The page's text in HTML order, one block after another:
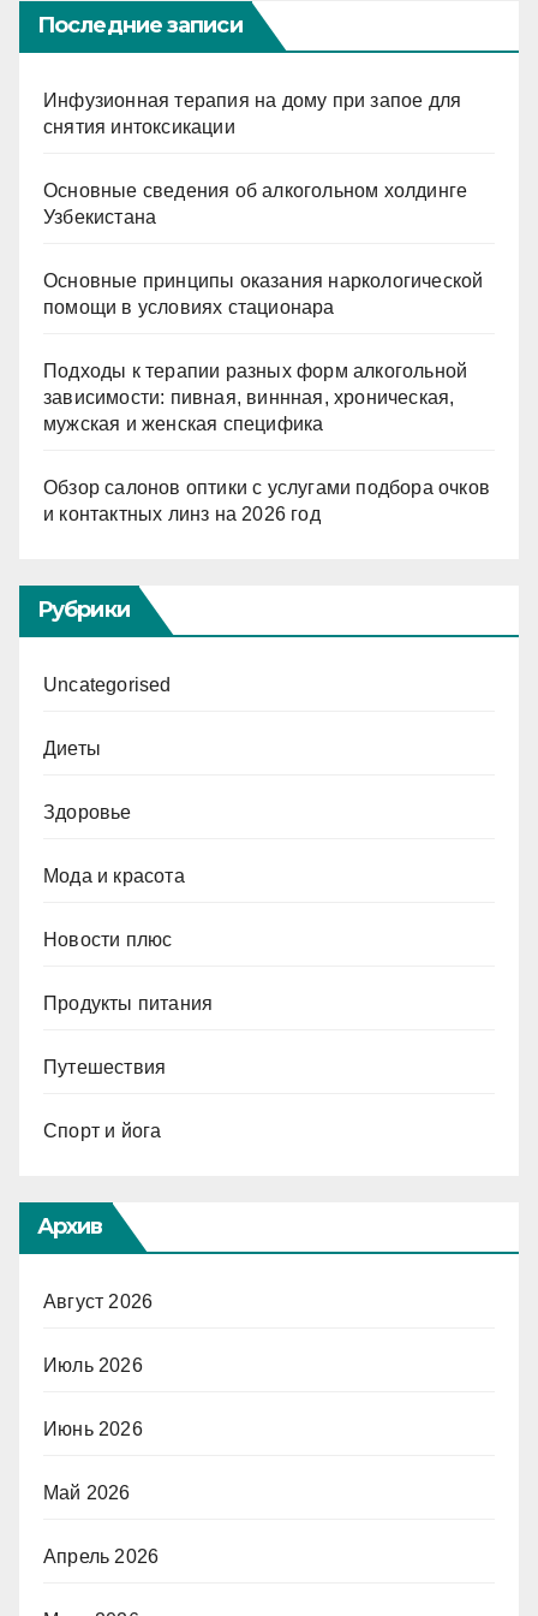
Последние записи
Инфузионная терапия на дому при запое для
снятия интоксикации
Основные сведения об алкогольном холдинге
Узбекистана
Основные принципы оказания наркологической
помощи в условиях стационара
Подходы к терапии разных форм алкогольной
зависимости: пивная, виннная, хроническая,
мужская и женская специфика
Обзор салонов оптики с услугами подбора очков
и контактных линз на 2026 год
Рубрики
Uncategorised
Диеты
Здоровье
Мода и красота
Новости плюс
Продукты питания
Путешествия
Спорт и йога
Архив
Август 2026
Июль 2026
Июнь 2026
Май 2026
Апрель 2026